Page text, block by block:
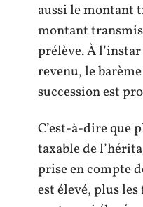
aussi le montant
montant
prélève. À
revenu, le
succession est
C’est-à-dire que
taxable de
prise en compte
est élevé, plus